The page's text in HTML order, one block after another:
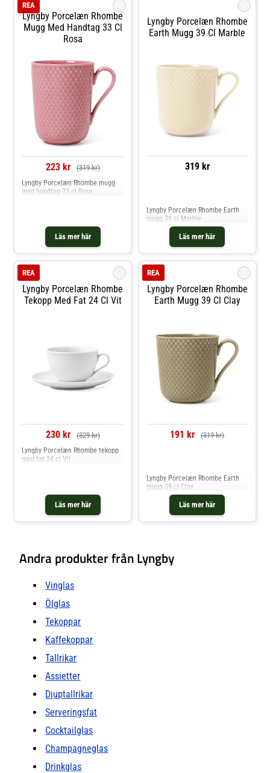
Lyngby Porcelæn Rhombe
Mugg Med Handtag 33 Cl
Rosa
REA
223 kr (319 kr)
Läs mer här
Lyngby Porcelæn Rhombe mugg
med handtag 33 cl Rosa
Lyngby Porcelæn Rhombe
Earth Mugg 39 Cl Marble
319 kr
Läs mer här
Lyngby Porcelæn Rhombe Earth
mugg 39 cl Marble
Lyngby Porcelæn Rhombe
Tekopp Med Fat 24 Cl Vit
REA
230 kr (329 kr)
Läs mer här
Lyngby Porcelæn Rhombe tekopp
med fat 24 cl Vit
Lyngby Porcelæn Rhombe
Earth Mugg 39 Cl Clay
REA
191 kr (319 kr)
Läs mer här
Lyngby Porcelæn Rhombe Earth
mugg 39 cl Clay
Andra produkter från Lyngby
Vinglas
Ölglas
Tekoppar
Kaffekoppar
Tallrikar
Assietter
Djuptallrikar
Serveringsfat
Cocktailglas
Champagneglas
Drinkglas